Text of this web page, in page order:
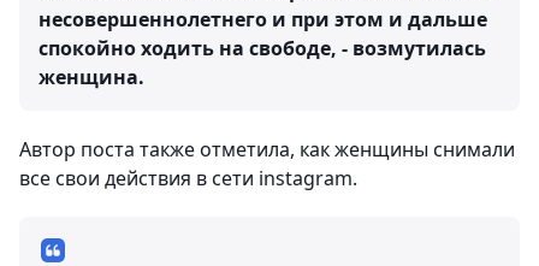
несовершеннолетнего и при этом и дальше
спокойно ходить на свободе, - возмутилась
женщина.
Автор поста также отметила, как женщины снимали
все свои действия в сети instagram.